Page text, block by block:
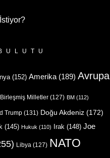
(152) Amerika (189) Avrupa
Birleşmiş Milletler (127) BM (112)
Trump (131) Doğu Akdeniz (172)
(145) Hukuk (110) Irak (148) Joe
Libya (127) NATO